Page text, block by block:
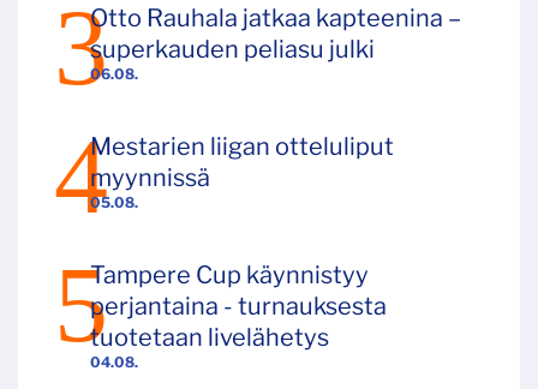
06.08.
Otto Rauhala jatkaa kapteenina –
superkauden peliasu julki
05.08.
Mestarien liigan otteluliput
myynnissä
04.08.
Tampere Cup käynnistyy
perjantaina - turnauksesta
tuotetaan livelähetys